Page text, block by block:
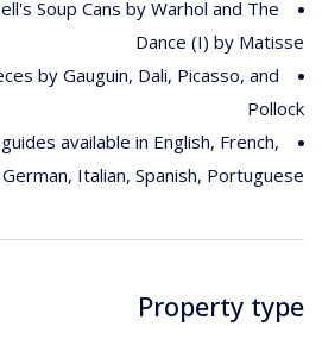
Soup Cans by Warhol and The
Dance (I) by Matisse
by Gauguin, Dali, Picasso, and
Pollock
available in English, French,
German, Italian, Spanish, Portuguese
Property type